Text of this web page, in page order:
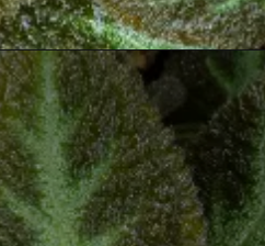
https://vivendoagro.com.br/como-plantar-e-cuidar-da-planta-tapete-da-maneira-correra.html